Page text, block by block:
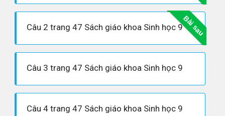
Bài sau
Câu 2 trang 47 Sách giáo khoa Sinh học 9
Câu 3 trang 47 Sách giáo khoa Sinh học 9
Câu 4 trang 47 Sách giáo khoa Sinh học 9